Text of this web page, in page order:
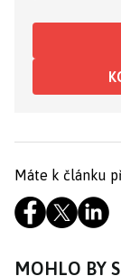
Máte k článku
MOHLO BY